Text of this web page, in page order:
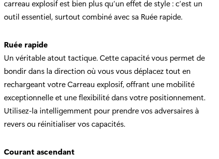
carreau explosif est bien plus qu’un effet de style : c’est un
outil essentiel, surtout combiné avec sa Ruée rapide.
Ruée rapide
Un véritable atout tactique. Cette capacité vous permet de
bondir dans la direction où vous vous déplacez tout en
rechargeant votre Carreau explosif, offrant une mobilité
exceptionnelle et une flexibilité dans votre positionnement.
Utilisez-la intelligemment pour prendre vos adversaires à
revers ou réinitialiser vos capacités.
Courant ascendant